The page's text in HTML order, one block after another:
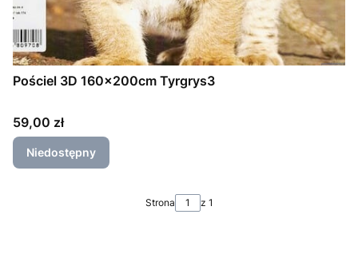
Pościel 3D 160x200cm Tyrgrys3
Cena
59,00 zł
Niedostępny
Strona z 1